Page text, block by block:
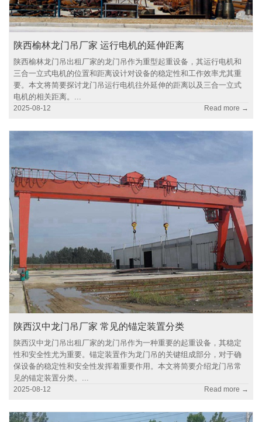
陕西榆林龙门吊厂家 运行电机的延伸距离
陕西榆林龙门吊出租厂家的龙门吊作为重型起重设备，其运行电机和
三合一立式电机的位置和距离设计对设备的稳定性和工作效率尤其重
要。本文将简要探讨龙门吊运行电机往外延伸的距离以及三合一立式
电机的相关距离。...
2025-08-12 Read more →
陕西汉中龙门吊厂家 常见的锚定装置分类
陕西汉中龙门吊出租厂家的龙门吊作为一种重要的起重设备，其稳定
性和安全性尤为重要。锚定装置作为龙门吊的关键组成部分，对于确
保设备的稳定性和安全性发挥着重要作用。本文将简要介绍龙门吊常
见的锚定装置分类。...
2025-08-12 Read more →